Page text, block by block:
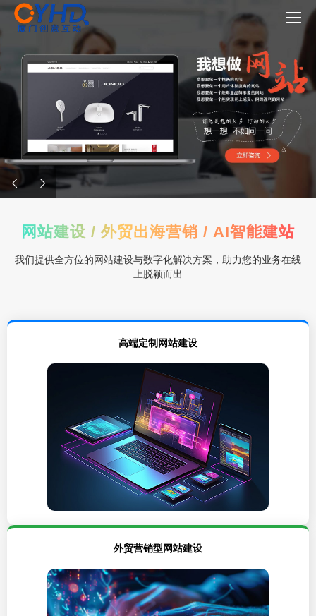
网站建设 / 外贸出海营销 / AI智能建站
我们提供全方位的网站建设与数字化解决方案，助力您的业务在线
上脱颖而出
高端定制网站建设
外贸营销型网站建设